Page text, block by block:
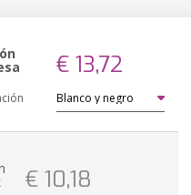
€ 13,72
€ 10,18